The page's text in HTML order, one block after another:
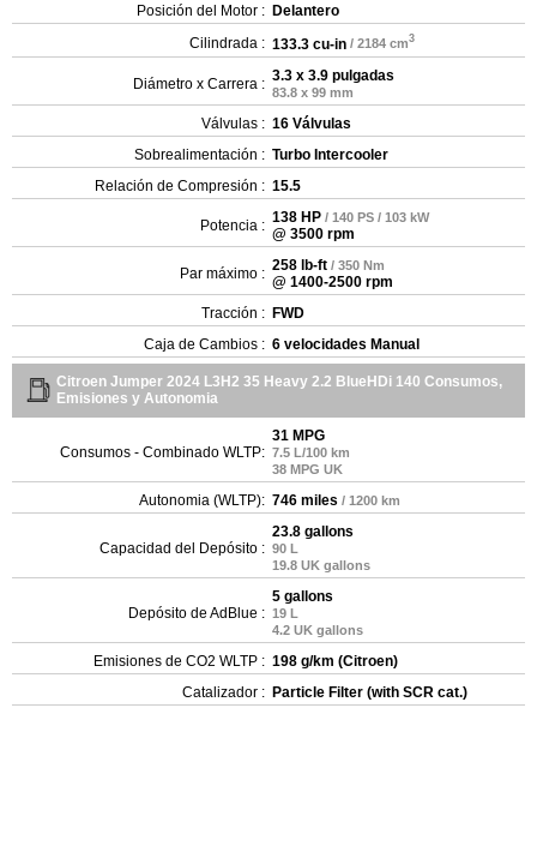
Posición del Motor : Delantero
Cilindrada : 133.3 cu-in / 2184 cm3
Diámetro x Carrera : 3.3 x 3.9 pulgadas
83.8 x 99 mm
Válvulas : 16 Válvulas
Sobrealimentación : Turbo Intercooler
Relación de Compresión : 15.5
Potencia : 138 HP / 140 PS / 103 kW
@ 3500 rpm
Par máximo : 258 lb-ft / 350 Nm
@ 1400-2500 rpm
Tracción : FWD
Caja de Cambios : 6 velocidades Manual
Citroen Jumper 2024 L3H2 35 Heavy 2.2 BlueHDi 140 Consumos,
Emisiones y Autonomia
Consumos - Combinado WLTP:
31 MPG
7.5 L/100 km
38 MPG UK
Autonomia (WLTP): 746 miles / 1200 km
Capacidad del Depósito :
23.8 gallons
90 L
19.8 UK gallons
Depósito de AdBlue :
5 gallons
19 L
4.2 UK gallons
Emisiones de CO2 WLTP : 198 g/km (Citroen)
Catalizador : Particle Filter (with SCR cat.)